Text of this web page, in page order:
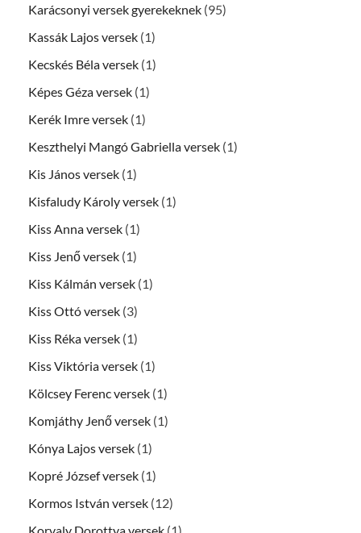
Karácsonyi versek gyerekeknek (95)
Kassák Lajos versek (1)
Kecskés Béla versek (1)
Képes Géza versek (1)
Kerék Imre versek (1)
Keszthelyi Mangó Gabriella versek (1)
Kis János versek (1)
Kisfaludy Károly versek (1)
Kiss Anna versek (1)
Kiss Jenő versek (1)
Kiss Kálmán versek (1)
Kiss Ottó versek (3)
Kiss Réka versek (1)
Kiss Viktória versek (1)
Kölcsey Ferenc versek (1)
Komjáthy Jenő versek (1)
Kónya Lajos versek (1)
Kopré József versek (1)
Kormos István versek (12)